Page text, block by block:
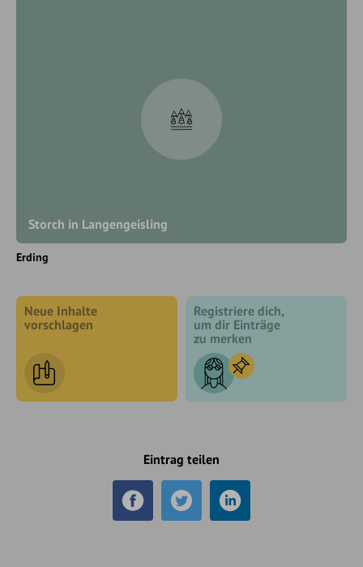
Storch in Langengeisling
Erding
Neue Inhalte
vorschlagen
Registriere dich,
um dir Einträge
zu merken
Eintrag teilen